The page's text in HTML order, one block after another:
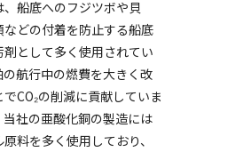
、船底へのフジツボや貝
などの付着を防止する船底
として多く使用されてい
の航行中の燃費を大きく改
CO₂の削減に貢献していま
社の亜酸化銅の製造には
料を多く使用しており、